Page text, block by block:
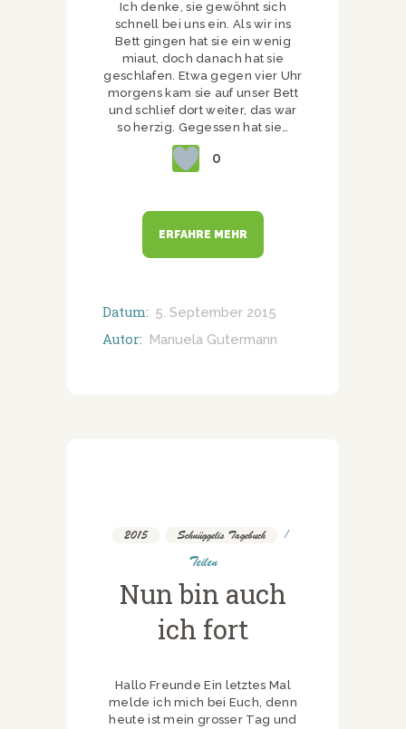
Ich denke, sie gewöhnt sich
schnell bei uns ein. Als wir ins
Bett gingen hat sie ein wenig
miaut, doch danach hat sie
geschlafen. Etwa gegen vier Uhr
morgens kam sie auf unser Bett
und schlief dort weiter, das war
so herzig. Gegessen hat sie…
0
ERFAHRE MEHR
Datum: 5. September 2015
Autor: Manuela Gutermann
2015 Schnüggelis Tagebuch
Teilen
Nun bin auch
ich fort
Hallo Freunde Ein letztes Mal
melde ich mich bei Euch, denn
heute ist mein grosser Tag und